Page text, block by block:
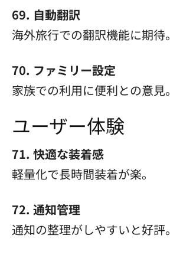
69. 自動翻訳
海外旅行での翻訳機能に期待。
70. ファミリー設定
家族での利用に便利との意見。
ユーザー体験
71. 快適な装着感
軽量化で長時間装着が楽。
72. 通知管理
通知の整理がしやすいと好評。